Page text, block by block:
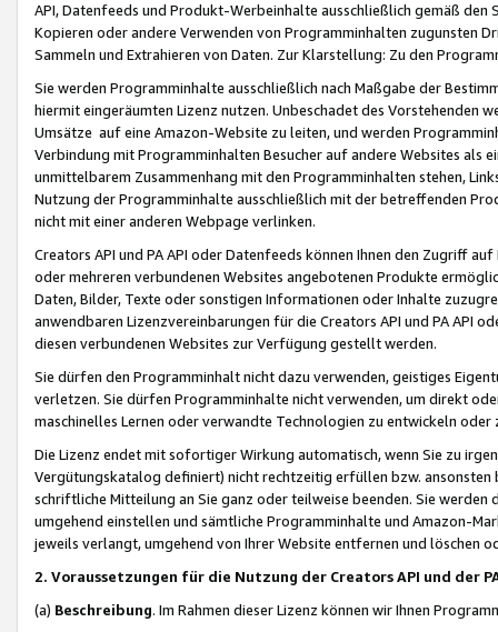
API, Datenfeeds und Produkt-Werbeinhalte ausschließlich gemäß
Kopieren oder andere Verwenden von Programminhalten zugunsten
Sammeln und Extrahieren von Daten. Zur Klarstellung: Zu den
Sie werden Programminhalte ausschließlich nach Maßgabe der
hiermit eingeräumten Lizenz nutzen. Unbeschadet des Vorstehenden
Umsätze auf eine Amazon-Website zu leiten, und werden
Verbindung mit Programminhalten Besucher auf andere Websites als
unmittelbarem Zusammenhang mit den Programminhalten stehen,
Nutzung der Programminhalte ausschließlich mit der betreffenden
nicht mit einer anderen Webpage verlinken.
Creators API und PA API oder Datenfeeds können Ihnen den Zugriff
oder mehreren verbundenen Websites angebotenen Produkte
Daten, Bilder, Texte oder sonstigen Informationen oder Inhalte
anwendbaren Lizenzvereinbarungen für die Creators API und PA API
diesen verbundenen Websites zur Verfügung gestellt werden.
Sie dürfen den Programminhalt nicht dazu verwenden, geistiges
verletzen. Sie dürfen Programminhalte nicht verwenden, um direkt
maschinelles Lernen oder verwandte Technologien zu entwickeln
Die Lizenz endet mit sofortiger Wirkung automatisch, wenn Sie zu
Vergütungskatalog definiert) nicht rechtzeitig erfüllen bzw. ansonsten
schriftliche Mitteilung an Sie ganz oder teilweise beenden. Sie werden
umgehend einstellen und sämtliche Programminhalte und Amazon-
jeweils verlangt, umgehend von Ihrer Website entfernen und löschen
2. Voraussetzungen für die Nutzung der Creators API und der
(a) Beschreibung. Im Rahmen dieser Lizenz können wir Ihnen